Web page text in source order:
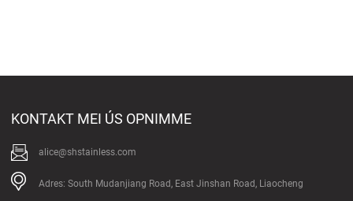
KONTAKT MEI ÚS OPNIMME
alice@shstainless.com
Adres: South Mudanjiang Road, East Jinshan Road, Liaocheng